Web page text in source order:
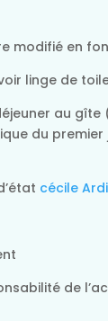
modifié en
linge de
au
du
cécile
de